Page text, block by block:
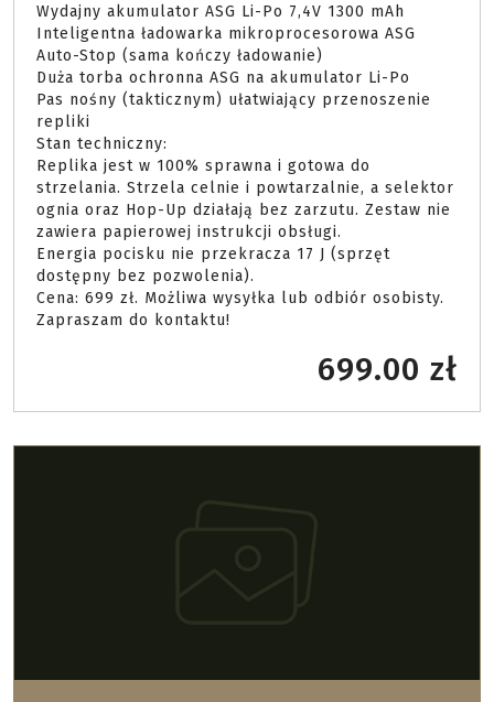
Wydajny akumulator ASG Li-Po 7,4V 1300 mAh
Inteligentna ładowarka mikroprocesorowa ASG
Auto-Stop (sama kończy ładowanie)
Duża torba ochronna ASG na akumulator Li-Po
Pas nośny (takticznym) ułatwiający przenoszenie
repliki
Stan techniczny:
Replika jest w 100% sprawna i gotowa do
strzelania. Strzela celnie i powtarzalnie, a selektor
ognia oraz Hop-Up działają bez zarzutu. Zestaw nie
zawiera papierowej instrukcji obsługi.
Energia pocisku nie przekracza 17 J (sprzęt
dostępny bez pozwolenia).
Cena: 699 zł. Możliwa wysyłka lub odbiór osobisty.
Zapraszam do kontaktu!
699.00 zł